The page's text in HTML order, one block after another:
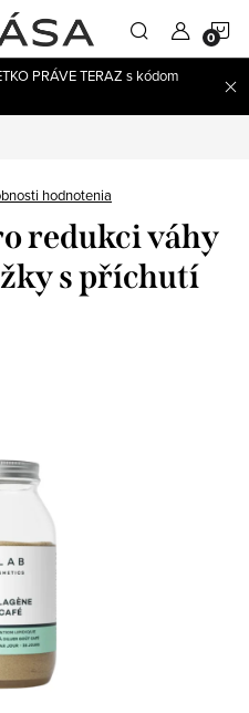
PRÁVE TERAZ s kódom
hodnotenia
redukci váhy
s příchutí